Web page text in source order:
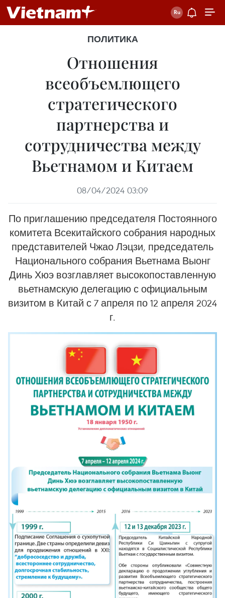
ПОЛИТИКА
Отношения
всеобъемлющего
стратегического
партнерства и
сотрудничества между
Вьетнамом и Китаем
08/04/2024 03:09
По приглашению председателя Постоянного
комитета Всекитайского собрания народных
представителей Чжао Лэцзи, председатель
Национального собрания Вьетнама Выонг
Динь Хюэ возглавляет высокопоставленную
вьетнамскую делегацию с официальным
визитом в Китай с 7 апреля по 12 апреля 2024
г.